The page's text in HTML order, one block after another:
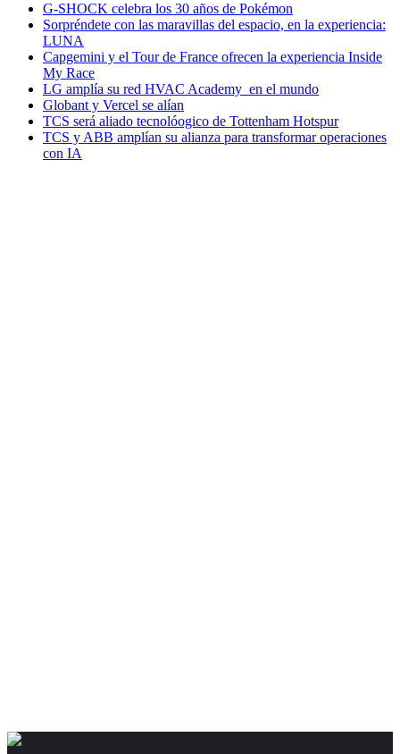
G-SHOCK celebra los 30 años de Pokémon
Sorpréndete con las maravillas del espacio, en la experiencia:
LUNA
Capgemini y el Tour de France ofrecen la experiencia Inside
My Race
LG amplía su red HVAC Academy en el mundo
Globant y Vercel se alían
TCS será aliado tecnolóogico de Tottenham Hotspur
TCS y ABB amplían su alianza para transformar operaciones
con IA